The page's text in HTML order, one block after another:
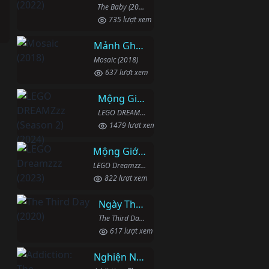
The Baby (2022)
735 lượt xem
Mảnh Ghép
Mosaic (2018)
637 lượt xem
Mộng Giới (Phần 2)
LEGO DREAMZzz (Season 2) (2024)
1479 lượt xem
Mộng Giới (Phần 1)
LEGO Dreamzzz (2023)
822 lượt xem
Ngày Thứ Ba
The Third Day (2020)
617 lượt xem
Nghiện Ngập: Chuỗi Phim Bổ Trợ